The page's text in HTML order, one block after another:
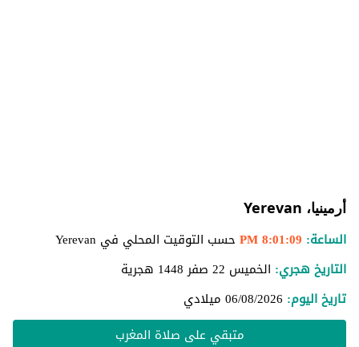
أرمينيا، Yerevan
الساعة: 8:01:09 PM
حسب التوقيت المحلي في Yerevan
التاريخ هجري: الخميس 22 صفر 1448 هجرية
تاريخ اليوم: 06/08/2026 ميلادي
متبقي على صلاة المغرب